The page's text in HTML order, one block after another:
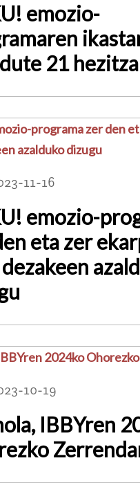
emozio-
21
11-16
emozio-
eta zer
10-19
IBBYren